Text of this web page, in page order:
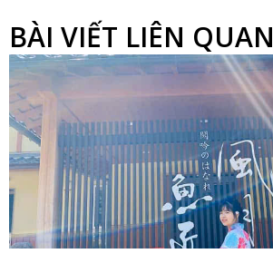
BÀI VIẾT LIÊN QUAN